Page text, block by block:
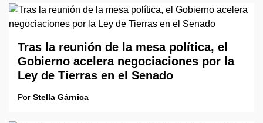
Tras la reunión de la mesa política, el
Gobierno acelera negociaciones por la
Ley de Tierras en el Senado
Por Stella Gárnica